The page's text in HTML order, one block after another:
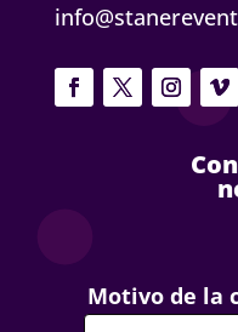
Contact
Us
Motivo de la